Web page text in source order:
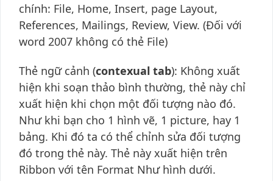
chính: File, Home, Insert, page Layout,
References, Mailings, Review, View. (Đối với
word 2007 không có thẻ File)
Thẻ ngữ cảnh (contexual tab): Không xuất
hiện khi soạn thảo bình thường, thẻ này chỉ
xuất hiện khi chọn một đối tượng nào đó.
Như khi bạn cho 1 hình vẽ, 1 picture, hay 1
bảng. Khi đó ta có thể chỉnh sửa đối tượng
đó trong thẻ này. Thẻ này xuất hiện trên
Ribbon với tên Format Như hình dưới.